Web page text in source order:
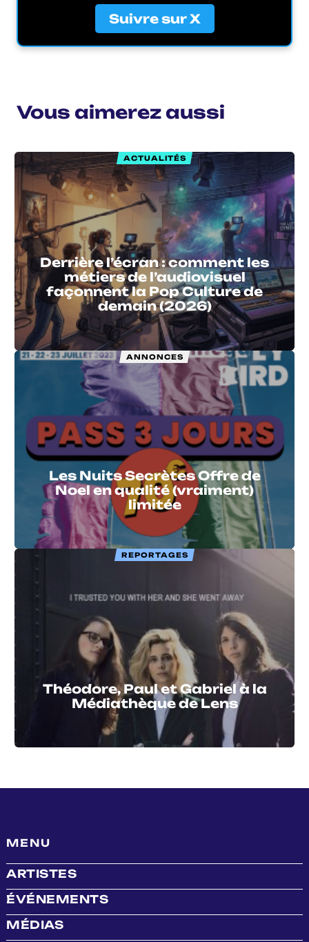
Suivre sur X
Vous aimerez aussi
ACTUALITÉS
Derrière l’écran : comment les
métiers de l’audiovisuel
façonnent la Pop Culture de
demain (2026)
ANNONCES
Les Nuits Secrètes Offre de
Noel en qualité (vraiment)
limitée
REPORTAGES
Théodore, Paul et Gabriel à la
Médiathèque de Lens
MENU
ARTISTES
ÉVÉNEMENTS
MÉDIAS